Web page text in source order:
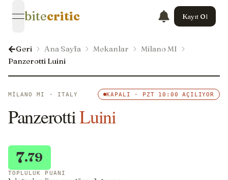
open navigation menu
bitecritic Kayıt Ol
Geri Ana Sayfa Mekanlar
Milano MI
Panzerotti Luini
MILANO MI · ITALY KAPALI · PZT 10:00 AÇILIYOR
PanzerottiLuini
7.79
TOPLULUK PUANI